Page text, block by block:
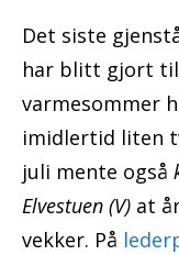
Det siste
har blitt gjort til
varmesommer
imidlertid liten
juli mente også
Elvestuen (V) at
vekker. På